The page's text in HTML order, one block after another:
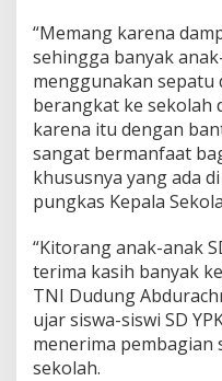
“Memang karena
sehingga banyak
menggunakan sepatu
berangkat ke sekolah
karena itu dengan
sangat bermanfaat
khususnya yang ada
pungkas Kepala
“Kitorang anak-anak
terima kasih banyak
TNI Dudung
ujar siswa-siswi SD
menerima pembagian
sekolah.